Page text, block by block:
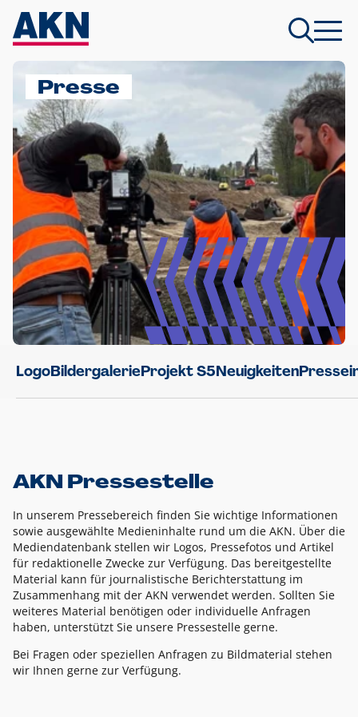
Presse
LogoBildergalerieProjekt S5Neuigkeiten
AKN Pressestelle
In unserem Pressebereich finden Sie wichtige Informationen
sowie ausgewählte Medieninhalte rund um die AKN. Über die
Mediendatenbank stellen wir Logos, Pressefotos und Artikel
für redaktionelle Zwecke zur Verfügung. Das bereitgestellte
Material kann für journalistische Berichterstattung im
Zusammenhang mit der AKN verwendet werden. Sollten Sie
weiteres Material benötigen oder individuelle Anfragen
haben, unterstützt Sie unsere Pressestelle gerne.
Bei Fragen oder speziellen Anfragen zu Bildmaterial stehen
wir Ihnen gerne zur Verfügung.